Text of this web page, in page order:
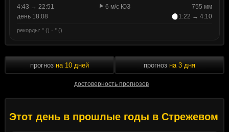
4:43 → 22:51
6 м/с ЮЗ
755 мм
день 18:08
1:22 → 4:10
рекорды: ° () · ° ()
прогноз на 10 дней
достоверность прогнозов
прогноз на 3 дня
Этот день в прошлые годы в Стрежевом